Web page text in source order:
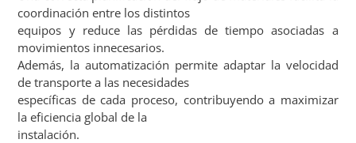
coordinación entre los distintos
equipos y reduce las pérdidas de tiempo asociadas a
movimientos innecesarios.
Además, la automatización permite adaptar la velocidad
de transporte a las necesidades
específicas de cada proceso, contribuyendo a maximizar
la eficiencia global de la
instalación.